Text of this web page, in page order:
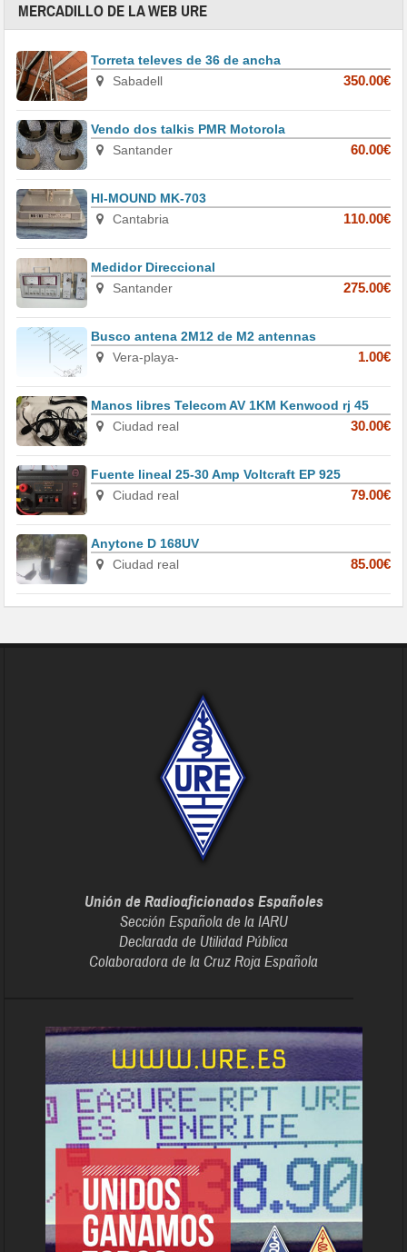
MERCADILLO DE LA WEB URE
Torreta televes de 36 de ancha
Sabadell
350.00€
Vendo dos talkis PMR Motorola
Santander
60.00€
HI-MOUND MK-703
Cantabria
110.00€
Medidor Direccional
Santander
275.00€
Busco antena 2M12 de M2 antennas
Vera-playa-
1.00€
Manos libres Telecom AV 1KM Kenwood rj 45
Ciudad real
30.00€
Fuente lineal 25-30 Amp Voltcraft EP 925
Ciudad real
79.00€
Anytone D 168UV
Ciudad real
85.00€
Unión de Radioaficionados Españoles
Sección Española de la IARU
Declarada de Utilidad Pública
Colaboradora de la Cruz Roja Española